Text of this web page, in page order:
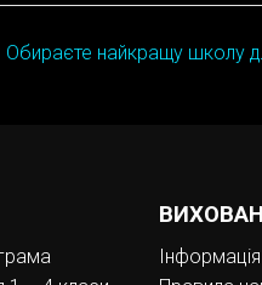
Обираєте найкращу школу